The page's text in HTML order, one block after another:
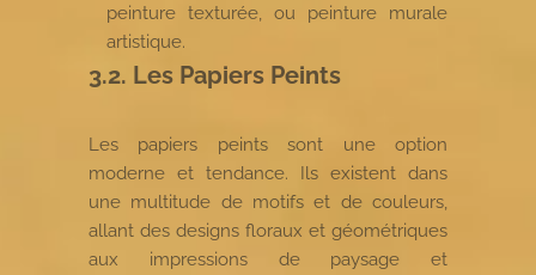
peinture texturée, ou peinture murale
artistique.
3.2. Les Papiers Peints
Les papiers peints sont une option
moderne et tendance. Ils existent dans
une multitude de motifs et de couleurs,
allant des designs floraux et géométriques
aux impressions de paysage et